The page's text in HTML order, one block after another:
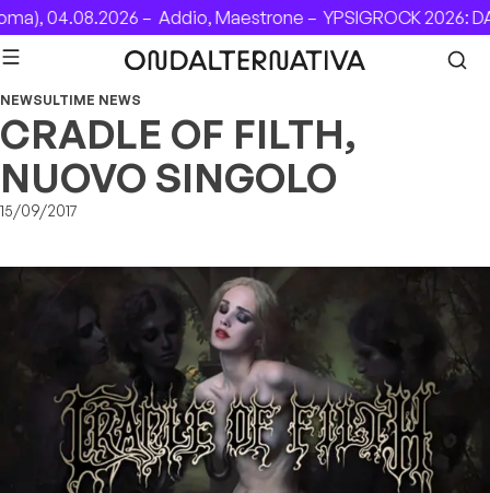
Skip to content
04.08.2026 –Addio, Maestrone –YPSIGROCK 2026:
NEWSULTIME NEWS
CRADLE OF FILTH,
NUOVO SINGOLO
15/09/2017